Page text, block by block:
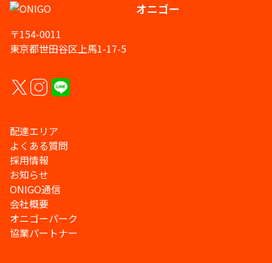
オニゴー
〒154-0011
東京都世田谷区上馬1-17-5
配達エリア
よくある質問
採用情報
お知らせ
ONIGO通信
会社概要
オニゴーパーク
協業パートナー